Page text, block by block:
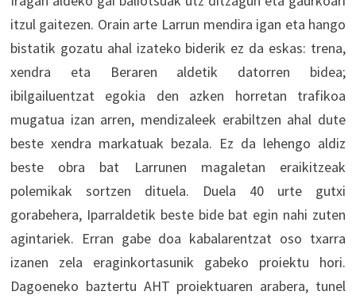
itzul gaitezen. Orain arte Larrun mendira igan eta hango
bistatik gozatu ahal izateko biderik ez da eskas: trena,
xendra eta Beraren aldetik datorren bidea;
ibilgailuentzat egokia den azken horretan trafikoa
mugatua izan arren, mendizaleek erabiltzen ahal dute
beste xendra markatuak bezala. Ez da lehengo aldiz
beste obra bat Larrunen magaletan eraikitzeak
polemikak sortzen dituela. Duela 40 urte gutxi
gorabehera, Iparraldetik beste bide bat egin nahi zuten
agintariek. Erran gabe doa kabalarentzat oso txarra
izanen zela eraginkortasunik gabeko proiektu hori.
Dagoeneko baztertu AHT proiektuaren arabera, tunel